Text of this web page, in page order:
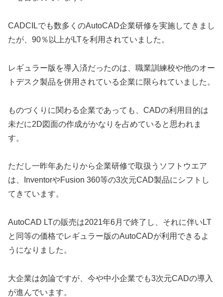
CADCILでも数多くのAutoCAD企業研修を実施してきまし
たが、90％以上がLTを利用されていました。
レギュラー版を導入済だったのは、職業訓練校や他のオー
トデスク製品を併用されている企業に限られていました。
ものづくりに関わる企業であっても、CADの利用目的は
未だに2D図面の作成がかなりを占めていると思われま
す。
ただし一昨年あたりから企業研修で取扱うソフトウエア
は、InventorやFusion 360等の3次元CAD製品にシフトし
てきています。
AutoCAD LTの販売は2021年6月で終了し、それに伴いLT
と同等の価格でレギュラー版のAutoCADが利用できるよ
うになりました。
大企業は勿論ですが、今や中小企業でも3次元CADの導入
が進んでいます。